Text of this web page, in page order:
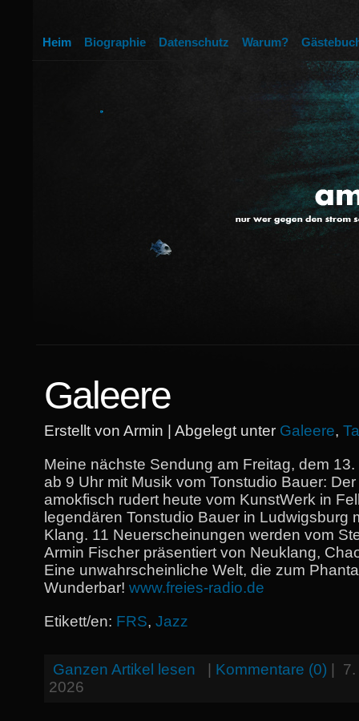
Heim Biographie Datenschutz Warum?
Galeere
Erstellt von Armin | Abgelegt unter Galeere,
Meine nächste Sendung am Freitag, dem
ab 9 Uhr mit Musik vom Tonstudio Bauer:
amokfisch rudert heute vom KunstWerk in
legendären Tonstudio Bauer in Ludwigsburg
Klang. 11 Neuerscheinungen werden vom
Armin Fischer präsentiert von Neuklang,
Eine unwahrscheinliche Welt, die zum
Wunderbar! www.freies-radio.de
Etikett/en: FRS, Jazz
Ganzen Artikel lesen Kommentare (0)
2026